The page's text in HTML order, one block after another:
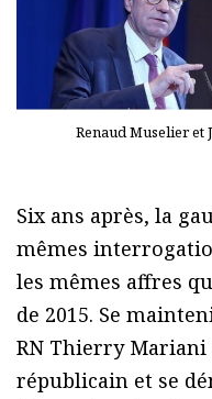
Renaud Muselier et
Six ans après, la
mêmes
les mêmes affres
de 2015. Se
RN Thierry
républicain et se